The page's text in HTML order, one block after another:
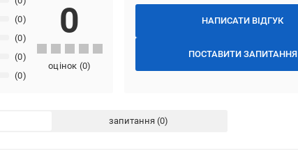
НАПИСАТИ ВІДГУК
ПОСТАВИТИ ЗАПИТАННЯ
(0)
(0)
(0)
(0) 0
оцінок (0)
запитання